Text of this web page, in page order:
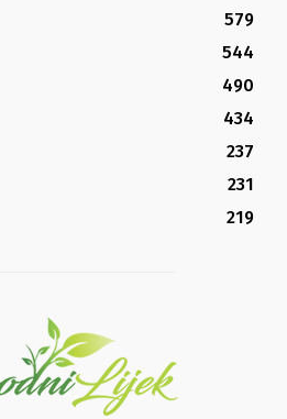
579
544
490
434
237
231
219